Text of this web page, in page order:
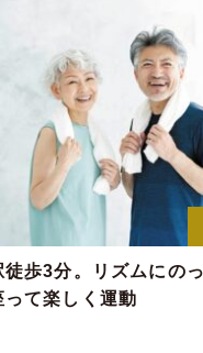
徒歩3分。リズムにの
って楽しく運動